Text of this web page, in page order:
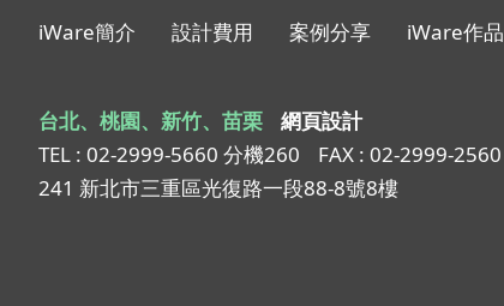
iWare簡介 設計費用 案例分享 iWare作品
台北、桃園、新竹、苗栗
網頁設計
TEL : 02-2999-5660 分機260
FAX : 02-2999-2560
241 新北市三重區光復路一段88-8號8樓